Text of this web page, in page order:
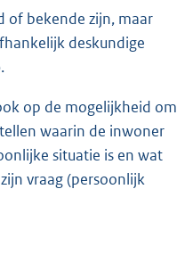
of bekende zijn, maar
deskundige
op de mogelijkheid om
waarin de inwoner
situatie is en wat
vraag (persoonlijk